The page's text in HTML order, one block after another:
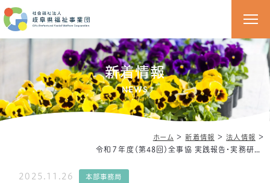
新着情報
NEWS
ホーム ＞新着情報 ＞法人情報 ＞
2025.11.26 本部事務局